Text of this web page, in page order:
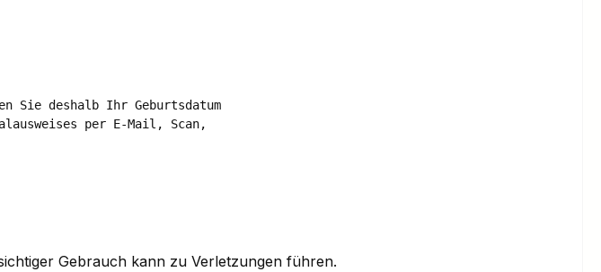
Sie deshalb Ihr Geburtsdatum
per E-Mail, Scan,
Gebrauch kann zu Verletzungen führen.